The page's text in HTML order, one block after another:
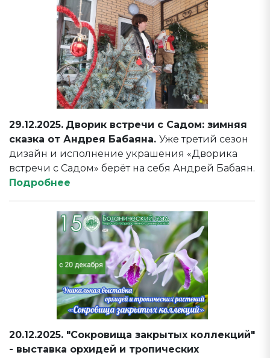
29.12.2025. Дворик встречи с Садом: зимняя
сказка от Андрея Бабаяна. Уже третий сезон
дизайн и исполнение украшения «Дворика
встречи с Садом» берёт на себя Андрей Бабаян.
Подробнее
20.12.2025. "Сокровища закрытых коллекций"
- выставка орхидей и тропических